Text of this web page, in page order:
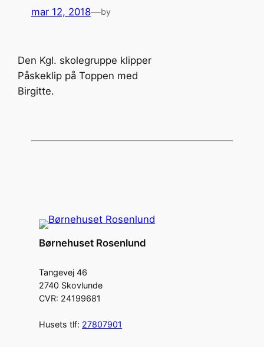
mar 12, 2018—by
Den Kgl. skolegruppe klipper
Påskeklip på Toppen med
Birgitte.
Børnehuset Rosenlund
Tangevej 46
2740 Skovlunde
CVR: 24199681
Husets tlf: 27807901